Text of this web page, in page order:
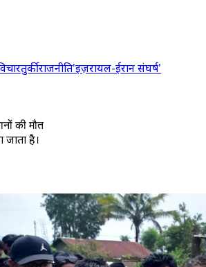
तुर्कीराजनीति'इज़रायल-ईरान संघर्ष'
की मौत
है।